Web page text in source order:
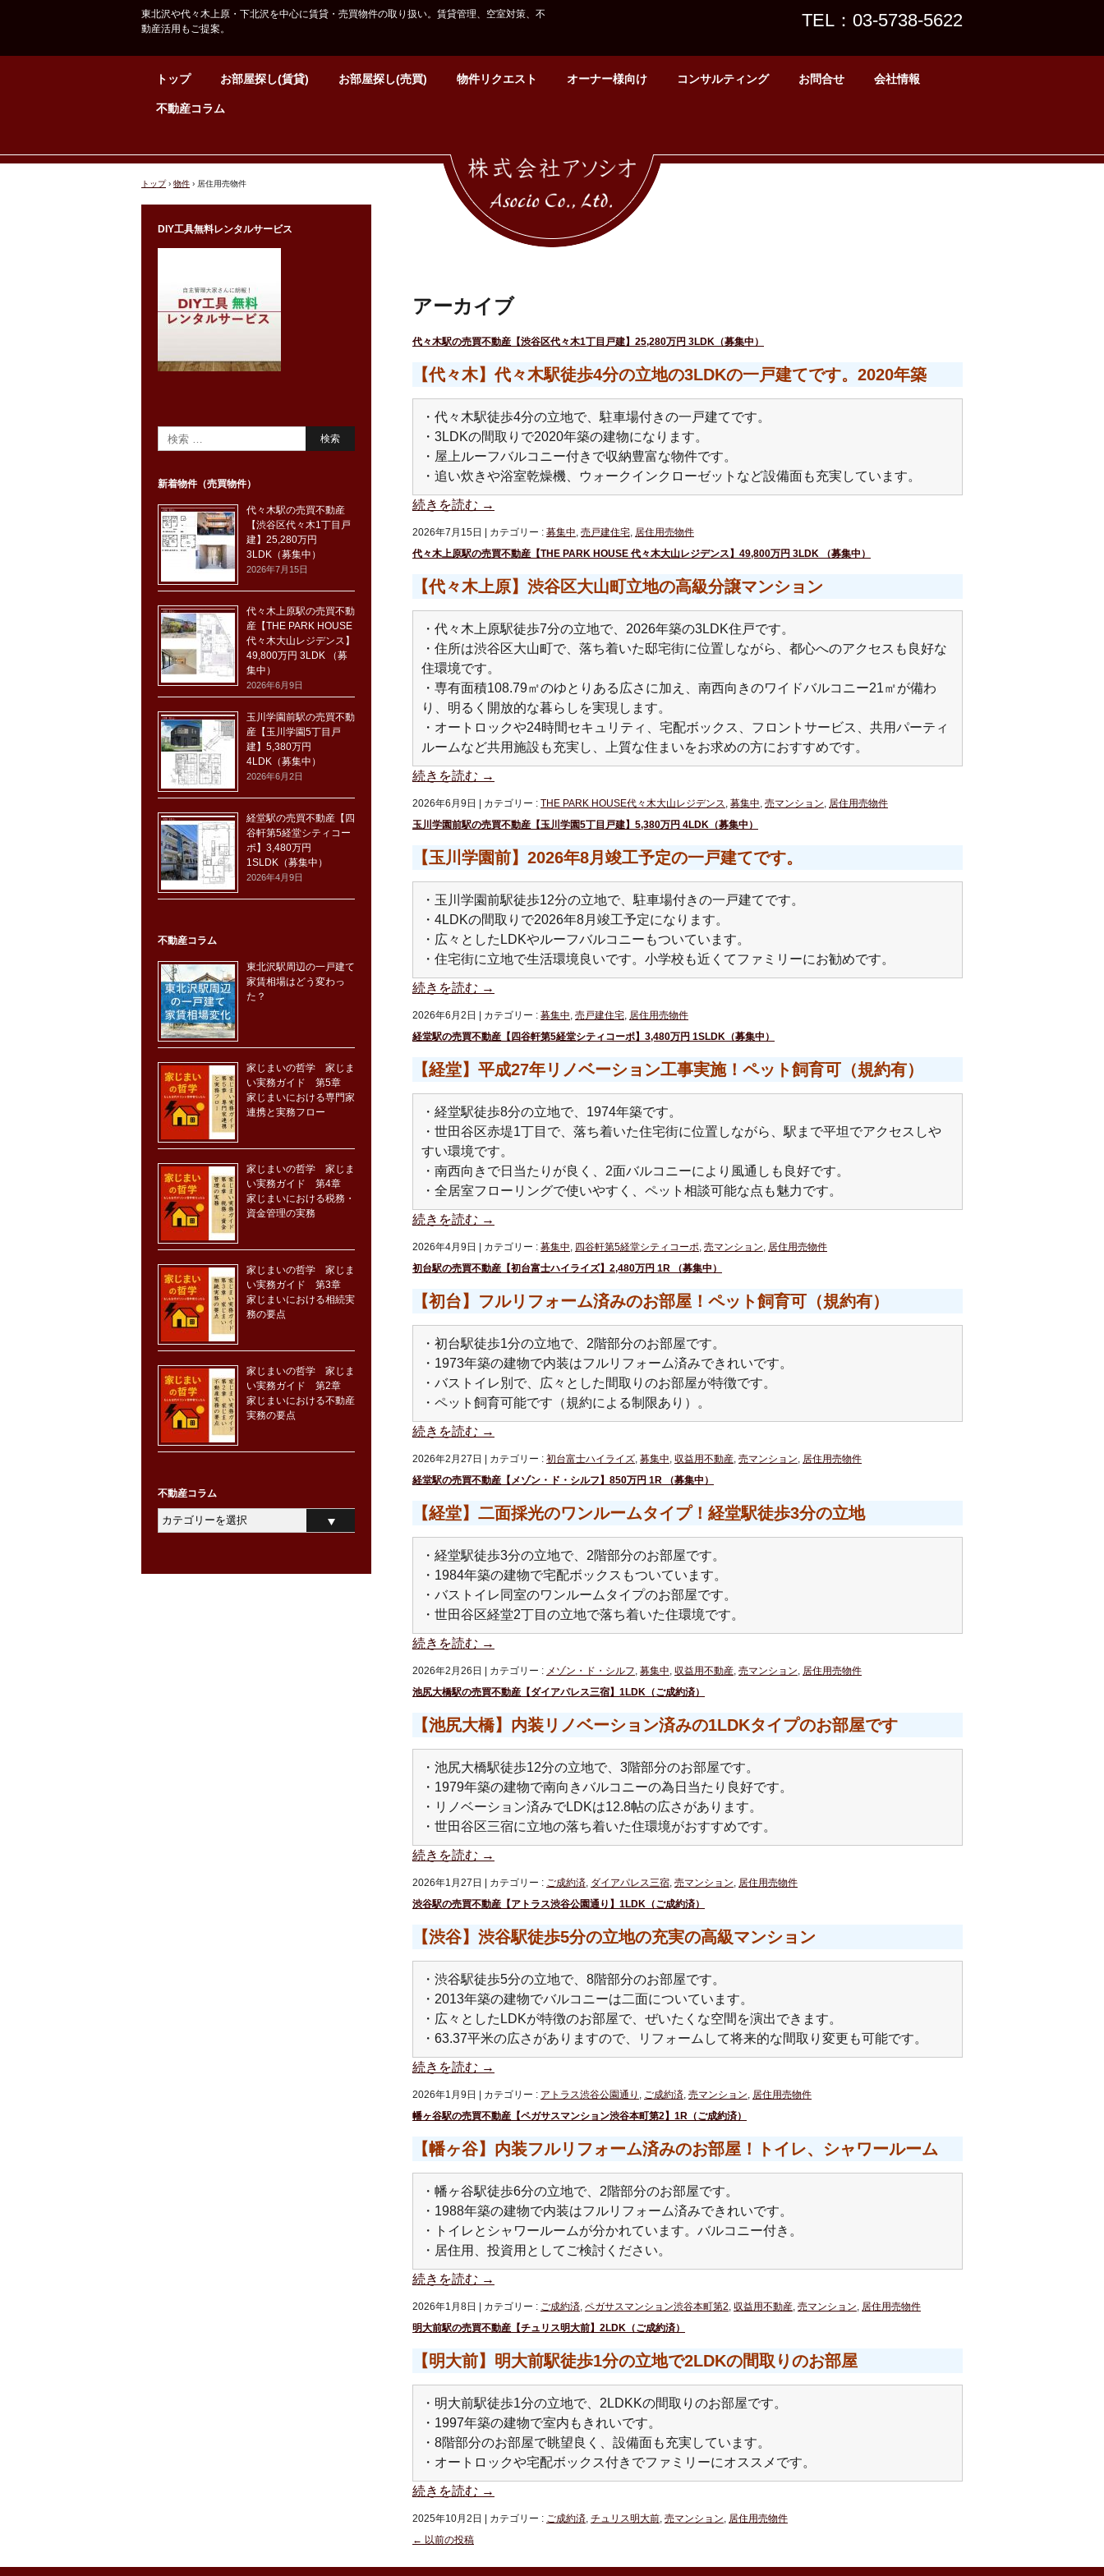
東北沢や代々木上原・下北沢を中心に賃貸・売買物件の取り扱い。賃貸管理、空室対策、不
動産活用もご提案。
TEL：03-5738-5622
トップ お部屋探し(賃貸) お部屋探し(売買) 物件リクエスト オーナー様向け コンサルティング お問合せ 会社情報
不動産コラム
トップ › 物件 › 居住用売物件
アーカイブ
代々木駅の売買不動産【渋谷区代々木1丁目戸建】25,280万円 3LDK（募集中）
【代々木】代々木駅徒歩4分の立地の3LDKの一戸建てです。2020年築
・代々木駅徒歩4分の立地で、駐車場付きの一戸建てです。
・3LDKの間取りで2020年築の建物になります。
・屋上ルーフバルコニー付きで収納豊富な物件です。
・追い炊きや浴室乾燥機、ウォークインクローゼットなど設備面も充実しています。
続きを読む →
2026年7月15日 カテゴリー : 募集中, 売戸建住宅, 居住用売物件
代々木上原駅の売買不動産【THE PARK HOUSE 代々木大山レジデンス】49,800万円 3LDK （募集中）
【代々木上原】渋谷区大山町立地の高級分譲マンション
・代々木上原駅徒歩7分の立地で、2026年築の3LDK住戸です。
・住所は渋谷区大山町で、落ち着いた邸宅街に位置しながら、都心へのアクセスも良好な
住環境です。
・専有面積108.79㎡のゆとりある広さに加え、南西向きのワイドバルコニー21㎡が備わ
り、明るく開放的な暮らしを実現します。
・オートロックや24時間セキュリティ、宅配ボックス、フロントサービス、共用パーティ
ルームなど共用施設も充実し、上質な住まいをお求めの方におすすめです。
続きを読む →
2026年6月9日 カテゴリー : THE PARK HOUSE代々木大山レジデンス, 募集中, 売マンション, 居住用売物件
玉川学園前駅の売買不動産【玉川学園5丁目戸建】5,380万円 4LDK（募集中）
【玉川学園前】2026年8月竣工予定の一戸建てです。
・玉川学園前駅徒歩12分の立地で、駐車場付きの一戸建てです。
・4LDKの間取りで2026年8月竣工予定になります。
・広々としたLDKやルーフバルコニーもついています。
・住宅街に立地で生活環境良いです。小学校も近くてファミリーにお勧めです。
続きを読む →
2026年6月2日 カテゴリー : 募集中, 売戸建住宅, 居住用売物件
経堂駅の売買不動産【四谷軒第5経堂シティコーポ】3,480万円 1SLDK（募集中）
【経堂】平成27年リノベーション工事実施！ペット飼育可（規約有）
・経堂駅徒歩8分の立地で、1974年築です。
・世田谷区赤堤1丁目で、落ち着いた住宅街に位置しながら、駅まで平坦でアクセスしや
すい環境です。
・南西向きで日当たりが良く、2面バルコニーにより風通しも良好です。
・全居室フローリングで使いやすく、ペット相談可能な点も魅力です。
続きを読む →
2026年4月9日 カテゴリー : 募集中, 四谷軒第5経堂シティコーポ, 売マンション, 居住用売物件
初台駅の売買不動産【初台富士ハイライズ】2,480万円 1R （募集中）
【初台】フルリフォーム済みのお部屋！ペット飼育可（規約有）
・初台駅徒歩1分の立地で、2階部分のお部屋です。
・1973年築の建物で内装はフルリフォーム済みできれいです。
・バストイレ別で、広々とした間取りのお部屋が特徴です。
・ペット飼育可能です（規約による制限あり）。
続きを読む →
2026年2月27日 カテゴリー : 初台富士ハイライズ, 募集中, 収益用不動産, 売マンション, 居住用売物件
経堂駅の売買不動産【メゾン・ド・シルフ】850万円 1R （募集中）
【経堂】二面採光のワンルームタイプ！経堂駅徒歩3分の立地
・経堂駅徒歩3分の立地で、2階部分のお部屋です。
・1984年築の建物で宅配ボックスもついています。
・バストイレ同室のワンルームタイプのお部屋です。
・世田谷区経堂2丁目の立地で落ち着いた住環境です。
続きを読む →
2026年2月26日 カテゴリー : メゾン・ド・シルフ, 募集中, 収益用不動産, 売マンション, 居住用売物件
池尻大橋駅の売買不動産【ダイアパレス三宿】1LDK（ご成約済）
【池尻大橋】内装リノベーション済みの1LDKタイプのお部屋です
・池尻大橋駅徒歩12分の立地で、3階部分のお部屋です。
・1979年築の建物で南向きバルコニーの為日当たり良好です。
・リノベーション済みでLDKは12.8帖の広さがあります。
・世田谷区三宿に立地の落ち着いた住環境がおすすめです。
続きを読む →
2026年1月27日 カテゴリー : ご成約済, ダイアパレス三宿, 売マンション, 居住用売物件
渋谷駅の売買不動産【アトラス渋谷公園通り】1LDK（ご成約済）
【渋谷】渋谷駅徒歩5分の立地の充実の高級マンション
・渋谷駅徒歩5分の立地で、8階部分のお部屋です。
・2013年築の建物でバルコニーは二面についています。
・広々としたLDKが特徴のお部屋で、ぜいたくな空間を演出できます。
・63.37平米の広さがありますので、リフォームして将来的な間取り変更も可能です。
続きを読む →
2026年1月9日 カテゴリー : アトラス渋谷公園通り , ご成約済, 売マンション, 居住用売物件
幡ヶ谷駅の売買不動産【ペガサスマンション渋谷本町第2】1R（ご成約済）
【幡ヶ谷】内装フルリフォーム済みのお部屋！トイレ、シャワールーム
・幡ヶ谷駅徒歩6分の立地で、2階部分のお部屋です。
・1988年築の建物で内装はフルリフォーム済みできれいです。
・トイレとシャワールームが分かれています。バルコニー付き。
・居住用、投資用としてご検討ください。
続きを読む →
2026年1月8日 カテゴリー : ご成約済, ペガサスマンション渋谷本町第2, 収益用不動産, 売マンション, 居住用売物件
明大前駅の売買不動産【チュリス明大前】2LDK（ご成約済）
【明大前】明大前駅徒歩1分の立地で2LDKの間取りのお部屋
・明大前駅徒歩1分の立地で、2LDKKの間取りのお部屋です。
・1997年築の建物で室内もきれいです。
・8階部分のお部屋で眺望良く、設備面も充実しています。
・オートロックや宅配ボックス付きでファミリーにオススメです。
続きを読む →
2025年10月2日 カテゴリー : ご成約済, チュリス明大前, 売マンション, 居住用売物件
← 以前の投稿
DIY工具無料レンタルサービス
新着物件（売買物件）
代々木駅の売買不動産
【渋谷区代々木1丁目戸
建】25,280万円
3LDK（募集中）
2026年7月15日
代々木上原駅の売買不動
産【THE PARK HOUSE
代々木大山レジデンス】
49,800万円 3LDK （募
集中）
2026年6月9日
玉川学園前駅の売買不動
産【玉川学園5丁目戸
建】5,380万円
4LDK（募集中）
2026年6月2日
経堂駅の売買不動産【四
谷軒第5経堂シティコー
ポ】3,480万円
1SLDK（募集中）
2026年4月9日
不動産コラム
東北沢駅周辺の一戸建て
家賃相場はどう変わっ
た？
家じまいの哲学 家じま
い実務ガイド 第5章
家じまいにおける専門家
連携と実務フロー
家じまいの哲学 家じま
い実務ガイド 第4章
家じまいにおける税務・
資金管理の実務
家じまいの哲学 家じま
い実務ガイド 第3章
家じまいにおける相続実
務の要点
家じまいの哲学 家じま
い実務ガイド 第2章
家じまいにおける不動産
実務の要点
不動産コラム